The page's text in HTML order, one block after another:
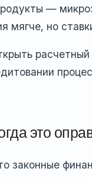
—
мягче, но
это
законные